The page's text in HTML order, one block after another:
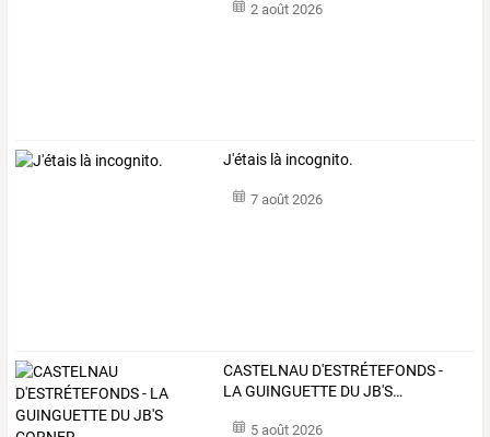
2 août 2026
J'étais là incognito.
7 août 2026
CASTELNAU D'ESTRÉTEFONDS-
LAGUINGUETTE DUJB'S…
5 août 2026